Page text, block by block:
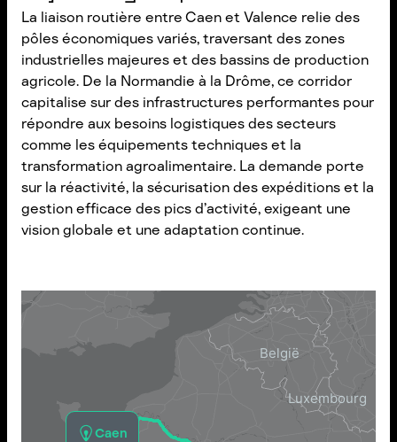
La liaison routière entre Caen et Valence relie des
pôles économiques variés, traversant des zones
industrielles majeures et des bassins de production
agricole. De la Normandie à la Drôme, ce corridor
capitalise sur des infrastructures performantes pour
répondre aux besoins logistiques des secteurs
comme les équipements techniques et la
transformation agroalimentaire. La demande porte
sur la réactivité, la sécurisation des expéditions et la
gestion efficace des pics d’activité, exigeant une
vision globale et une adaptation continue.
Caen